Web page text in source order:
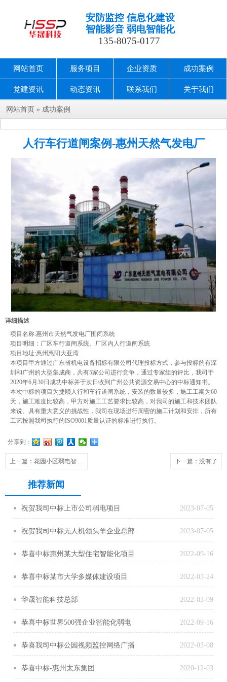
安防监控 信息化建设
智能影音 弱电智能化
135-8075-0177
网站首页 服务项目 企业资质 成功案例
党建资讯 动态资讯 联系我们 关于我们
网站首页 » 成功案例
人行车行道闸案例-惠州天然气发电厂
详细描述
项目名称:惠州市天然气发电厂围闭系统
项目明细：厂区车行道闸系统、厂区内人行道闸系统
项目地址:惠州惠阳大亚湾
本项目甲方通过广东省机电设备招标有限公司代理投标方式，参与投标的有深
圳和广州的大型集成商，共有5家公司进行竞争，通过专家组的评比，我司于
2020年6月30日成功中标并于次日收到广州公共资源交易中心的中标通知书。
本次中标的项目为捷顺人行和车行道闸系统，安装的数量较多，施工工期为60
天，施工难度比较高，甲方对施工工艺要求比较高，对我司的施工和技术团队
来说、具有重大意义的挑战性，我司在现场进行周密的施工计划和安排，所有
工艺按照我司执行的ISO9001质量认证的标准进行执行。
分享到：
上一篇 ：花园小区弱电智能化系统案例 下一篇 ：没有了
推荐新闻
祝贺我司中标上市公司弱电项目 2023-07-05
祝贺我司中标无人机领头羊企业总部
楼宇自控系统项目
2023-07-05
恭喜中标惠州某大型住宅智能化项目 2022-09-16
恭喜中标某市大学多媒体建设项目 2022-03-24
华晟智能科技总部 2022-03-09
恭喜中标世界500强企业智能化弱电
项目
2022-09-16
恭喜我司中标公园视频监控网络广播
工程项目
2022-03-08
恭喜中标-惠州太东集团 2020-12-03